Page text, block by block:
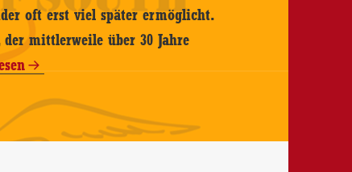
oft erst viel später ermöglicht.
mittlerweile über 30 Jahre